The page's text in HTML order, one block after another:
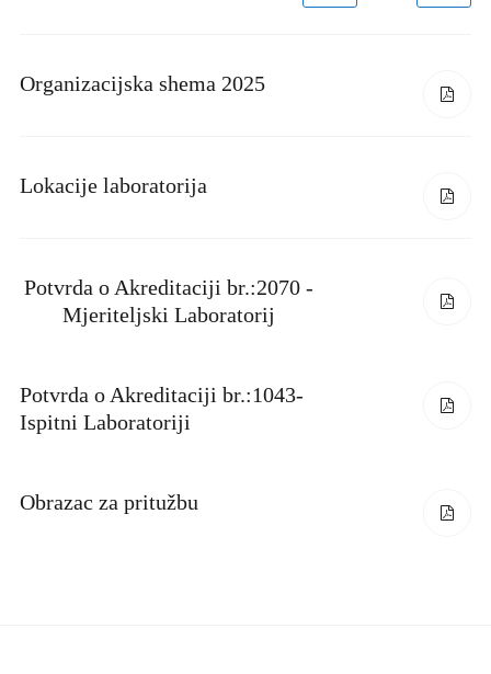
Organizacijska shema 2025
Lokacije laboratorija
Potvrda o Akreditaciji br.:2070 -
Mjeriteljski Laboratorij
Potvrda o Akreditaciji br.:1043-
Ispitni Laboratoriji
Obrazac za pritužbu